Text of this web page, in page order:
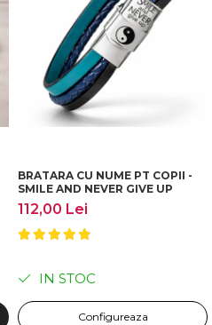
BRATARA CU NUME PT COPII -
SMILE AND NEVER GIVE UP
112,00 Lei
IN STOC
Configureaza